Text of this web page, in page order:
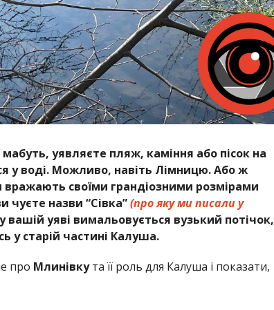
уявляєте пляж, каміння або пісок на
у воді. Можливо, навіть Лімницю. Або ж
своїми грандіозними розмірами
назви “Сівка”(про яку ми писали у
вашій уяві вимальовується вузький потічок,
у старій частині Калуша.
про Млинівкута її роль для Калуша і показати,